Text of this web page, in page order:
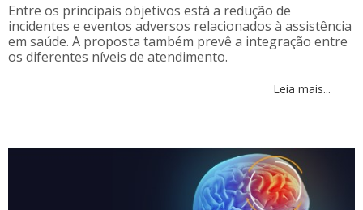
Entre os principais objetivos está a redução de
incidentes e eventos adversos relacionados à assistência
em saúde. A proposta também prevê a integração entre
os diferentes níveis de atendimento.
Leia mais...